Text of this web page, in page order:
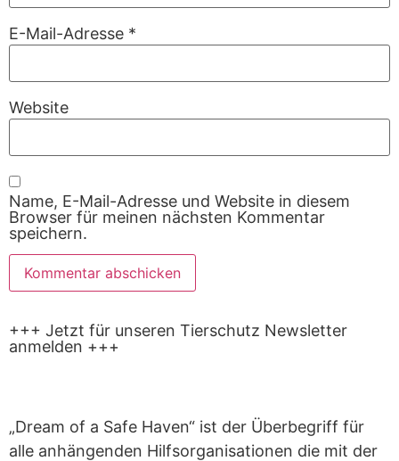
E-Mail-Adresse *
Website
Name, E-Mail-Adresse und Website in diesem
Browser für meinen nächsten Kommentar
speichern.
+++ Jetzt für unseren Tierschutz Newsletter
anmelden +++
„Dream of a Safe Haven“ ist der Überbegriff für
alle anhängenden Hilfsorganisationen die mit der